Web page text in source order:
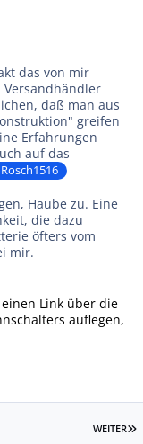
das von mir
daß man aus
greifen
Erfahrungen
auf das
Haube zu. Eine
die dazu
öfters vom
mir.
Link über die
auflegen,
WEITER